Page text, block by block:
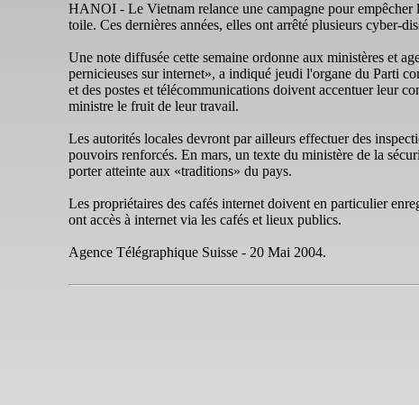
HANOI - Le Vietnam relance une campagne pour
toile. Ces dernières années, elles ont arrêté plusieurs cyber-
Une note diffusée cette semaine ordonne aux ministères et
pernicieuses sur internet», a indiqué jeudi l'organe du Parti
et des postes et télécommunications doivent accentuer leur
ministre le fruit de leur travail.
Les autorités locales devront par ailleurs effectuer des
pouvoirs renforcés. En mars, un texte du ministère de la
porter atteinte aux «traditions» du pays.
Les propriétaires des cafés internet doivent en particulier
ont accès à internet via les cafés et lieux publics.
Agence Télégraphique Suisse - 20 Mai 2004.